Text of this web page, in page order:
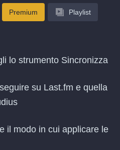
Premium Playlist
lo strumento Sincronizza
su Last.fm e quella
il modo in cui applicare le